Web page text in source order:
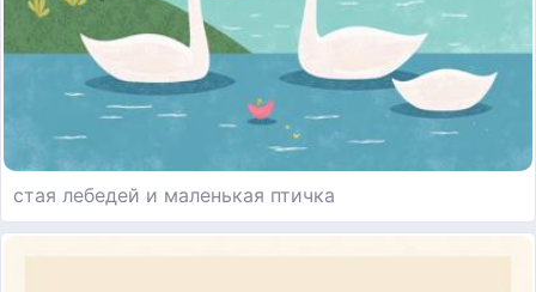
стая лебедей и маленькая птичка